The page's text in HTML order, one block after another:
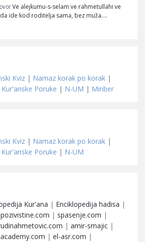
Ve alejkumu-s-selam ve rahmetullahi ve
ide kod roditelja sama, bez muža.…
Kviz | Namaz korak po korak |
Kur'anske Poruke | N-UM | Minber
Kviz | Namaz korak po korak |
Kur'anske Poruke | N-UM
Kur'ana | Enciklopedija hadisa |
pozivistine.com | spasenje.com |
| amir-smajic |
| el-asr.com |